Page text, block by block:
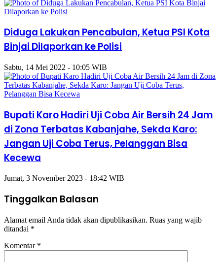
Diduga Lakukan Pencabulan, Ketua PSI Kota
Binjai Dilaporkan ke Polisi
Sabtu, 14 Mei 2022 - 10:05 WIB
Bupati Karo Hadiri Uji Coba Air Bersih 24 Jam
di Zona Terbatas Kabanjahe, Sekda Karo:
Jangan Uji Coba Terus, Pelanggan Bisa
Kecewa
Jumat, 3 November 2023 - 18:42 WIB
Tinggalkan Balasan
Alamat email Anda tidak akan dipublikasikan. Ruas yang wajib
ditandai *
Komentar *